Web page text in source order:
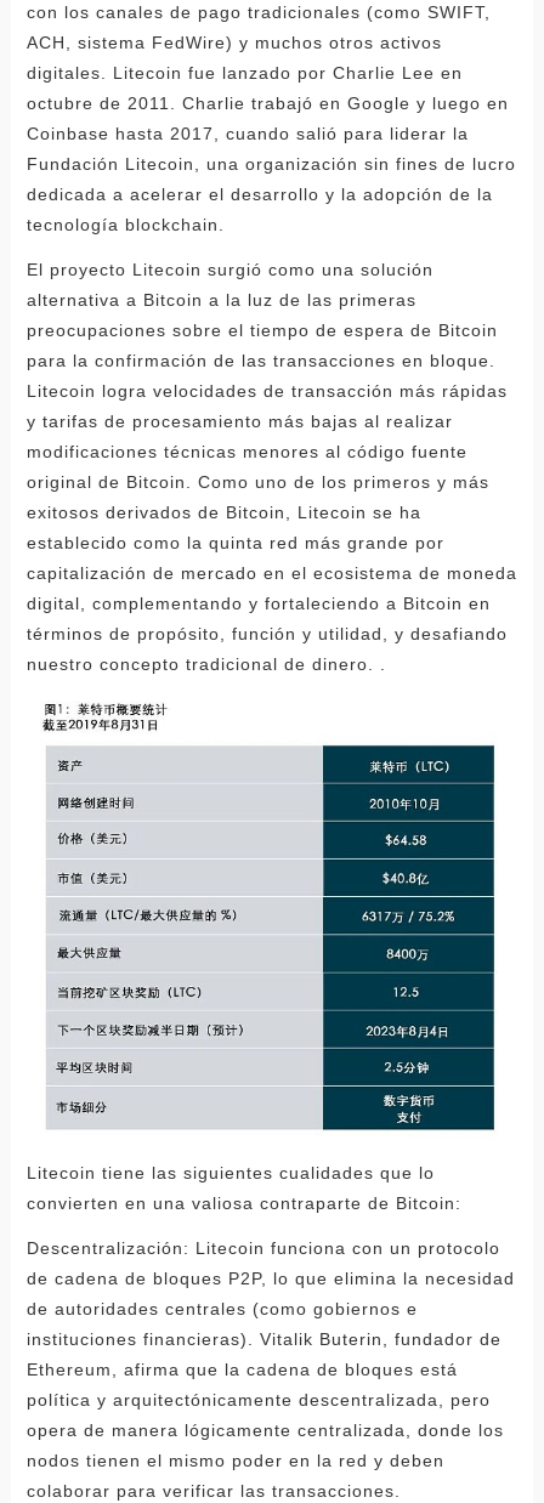
con los canales de pago tradicionales (como SWIFT,
ACH, sistema FedWire) y muchos otros activos
digitales. Litecoin fue lanzado por Charlie Lee en
octubre de 2011. Charlie trabajó en Google y luego en
Coinbase hasta 2017, cuando salió para liderar la
Fundación Litecoin, una organización sin fines de lucro
dedicada a acelerar el desarrollo y la adopción de la
tecnología blockchain.
El proyecto Litecoin surgió como una solución
alternativa a Bitcoin a la luz de las primeras
preocupaciones sobre el tiempo de espera de Bitcoin
para la confirmación de las transacciones en bloque.
Litecoin logra velocidades de transacción más rápidas
y tarifas de procesamiento más bajas al realizar
modificaciones técnicas menores al código fuente
original de Bitcoin. Como uno de los primeros y más
exitosos derivados de Bitcoin, Litecoin se ha
establecido como la quinta red más grande por
capitalización de mercado en el ecosistema de moneda
digital, complementando y fortaleciendo a Bitcoin en
términos de propósito, función y utilidad, y desafiando
nuestro concepto tradicional de dinero. .
Litecoin tiene las siguientes cualidades que lo
convierten en una valiosa contraparte de Bitcoin:
Descentralización: Litecoin funciona con un protocolo
de cadena de bloques P2P, lo que elimina la necesidad
de autoridades centrales (como gobiernos e
instituciones financieras). Vitalik Buterin, fundador de
Ethereum, afirma que la cadena de bloques está
política y arquitectónicamente descentralizada, pero
opera de manera lógicamente centralizada, donde los
nodos tienen el mismo poder en la red y deben
colaborar para verificar las transacciones.